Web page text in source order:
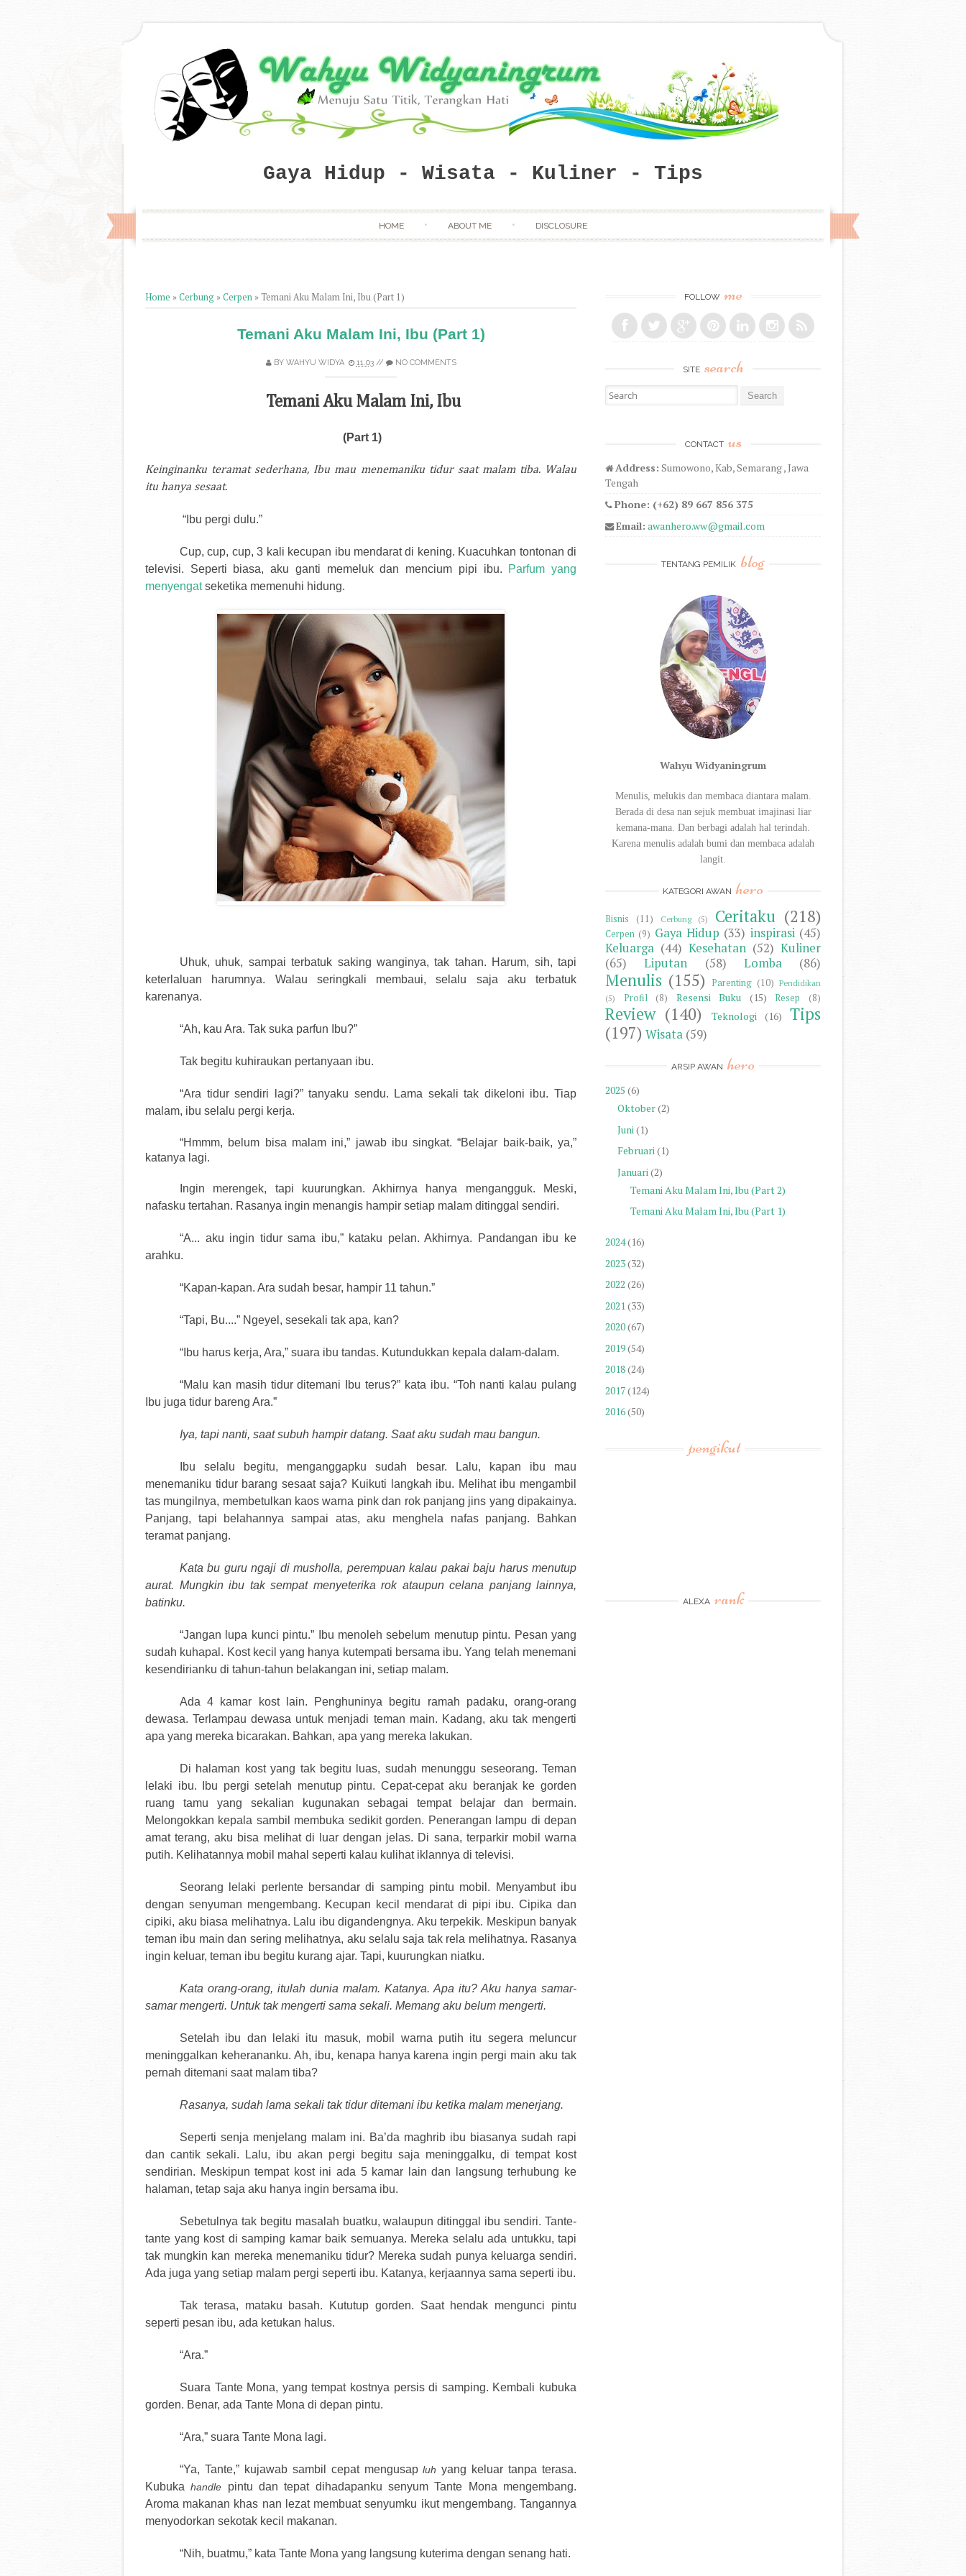
Gaya Hidup - Wisata - Kuliner - Tips
HOME ABOUT ME DISCLOSURE
Home »Cerbung »Cerpen »Temani Aku Malam Ini, Ibu (Part 1)
Temani Aku Malam Ini, Ibu (Part 1)
BY WAHYU WIDYA 11.03// NO COMMENTS
Temani Aku Malam Ini, Ibu
(Part 1)
Keinginanku teramat sederhana, Ibu mau menemaniku tidur saat malam tiba. Walau
itu hanya sesaat.
“Ibu pergi dulu.”
Cup, cup, cup, 3 kali kecupan ibu mendarat di kening. Kuacuhkan tontonan di
televisi. Seperti biasa, aku ganti memeluk dan mencium pipi ibu.
Parfum yang
menyengatseketika memenuhi hidung.
Uhuk, uhuk, sampai terbatuk saking wanginya, tak tahan. Harum, sih, tapi
keterlaluan harumnya. Walau seringkali membaui, selalu saja aku terbatuk
karenanya.
“Ah, kau Ara. Tak suka parfun Ibu?”
Tak begitu kuhiraukan pertanyaan ibu.
“Ara tidur sendiri lagi?” tanyaku sendu. Lama sekali tak dikeloni ibu. Tiap
malam, ibu selalu pergi kerja.
“Hmmm, belum bisa malam ini,” jawab ibu singkat. “Belajar baik-baik, ya,”
katanya lagi.
Ingin merengek, tapi kuurungkan. Akhirnya hanya mengangguk. Meski,
nafasku tertahan. Rasanya ingin menangis hampir setiap malam ditinggal sendiri.
“A... aku ingin tidur sama ibu,” kataku pelan. Akhirnya. Pandangan ibu ke
arahku.
“Kapan-kapan. Ara sudah besar, hampir 11 tahun.”
“Tapi, Bu....” Ngeyel, sesekali tak apa, kan?
“Ibu harus kerja, Ara,” suara ibu tandas. Kutundukkan kepala dalam-dalam.
“Malu kan masih tidur ditemani Ibu terus?” kata ibu. “Toh nanti kalau pulang
Ibu juga tidur bareng Ara.”
Iya, tapi nanti, saat subuh hampir datang. Saat aku sudah mau bangun.
Ibu selalu begitu, menganggapku sudah besar. Lalu, kapan ibu mau
menemaniku tidur barang sesaat saja? Kuikuti langkah ibu. Melihat ibu mengambil
tas mungilnya, membetulkan kaos warna pink dan rok panjang jins yang dipakainya.
Panjang, tapi belahannya sampai atas, aku menghela nafas panjang. Bahkan
teramat panjang.
Kata bu guru ngaji di musholla, perempuan kalau pakai baju harus menutup
aurat. Mungkin ibu tak sempat menyeterika rok ataupun celana panjang lainnya,
batinku.
“Jangan lupa kunci pintu.” Ibu menoleh sebelum menutup pintu. Pesan yang
sudah kuhapal. Kost kecil yang hanya kutempati bersama ibu. Yang telah menemani
kesendirianku di tahun-tahun belakangan ini, setiap malam.
Ada 4 kamar kost lain. Penghuninya begitu ramah padaku, orang-orang
dewasa. Terlampau dewasa untuk menjadi teman main. Kadang, aku tak mengerti
apa yang mereka bicarakan. Bahkan, apa yang mereka lakukan.
Di halaman kost yang tak begitu luas, sudah menunggu seseorang. Teman
lelaki ibu. Ibu pergi setelah menutup pintu. Cepat-cepat aku beranjak ke gorden
ruang tamu yang sekalian kugunakan sebagai tempat belajar dan bermain.
Melongokkan kepala sambil membuka sedikit gorden. Penerangan lampu di depan
amat terang, aku bisa melihat di luar dengan jelas. Di sana, terparkir mobil warna
putih. Kelihatannya mobil mahal seperti kalau kulihat iklannya di televisi.
Seorang lelaki perlente bersandar di samping pintu mobil. Menyambut ibu
dengan senyuman mengembang. Kecupan kecil mendarat di pipi ibu. Cipika dan
cipiki, aku biasa melihatnya. Lalu ibu digandengnya. Aku terpekik. Meskipun banyak
teman ibu main dan sering melihatnya, aku selalu saja tak rela melihatnya. Rasanya
ingin keluar, teman ibu begitu kurang ajar. Tapi, kuurungkan niatku.
Kata orang-orang, itulah dunia malam. Katanya. Apa itu? Aku hanya samar-
samar mengerti. Untuk tak mengerti sama sekali. Memang aku belum mengerti.
Setelah ibu dan lelaki itu masuk, mobil warna putih itu segera meluncur
meninggalkan keherananku. Ah, ibu, kenapa hanya karena ingin pergi main aku tak
pernah ditemani saat malam tiba?
Rasanya, sudah lama sekali tak tidur ditemani ibu ketika malam menerjang.
Seperti senja menjelang malam ini. Ba’da maghrib ibu biasanya sudah rapi
dan cantik sekali. Lalu, ibu akan pergi begitu saja meninggalku, di tempat kost
sendirian. Meskipun tempat kost ini ada 5 kamar lain dan langsung terhubung ke
halaman, tetap saja aku hanya ingin bersama ibu.
Sebetulnya tak begitu masalah buatku, walaupun ditinggal ibu sendiri. Tante-
tante yang kost di samping kamar baik semuanya. Mereka selalu ada untukku, tapi
tak mungkin kan mereka menemaniku tidur? Mereka sudah punya keluarga sendiri.
Ada juga yang setiap malam pergi seperti ibu. Katanya, kerjaannya sama seperti ibu.
Tak terasa, mataku basah. Kututup gorden. Saat hendak mengunci pintu
seperti pesan ibu, ada ketukan halus.
“Ara.”
Suara Tante Mona, yang tempat kostnya persis di samping. Kembali kubuka
gorden. Benar, ada Tante Mona di depan pintu.
“Ara,” suara Tante Mona lagi.
“Ya, Tante,” kujawab sambil cepat mengusapluh yang keluar tanpa terasa.
Kubukahandle pintu dan tepat dihadapanku senyum Tante Mona mengembang.
Aroma makanan khas nan lezat membuat senyumku ikut mengembang. Tangannya
menyodorkan sekotak kecil makanan.
“Nih, buatmu,” kata Tante Mona yang langsung kuterima dengan senang hati.
FOLLOW me
SITE search
Search for:
CONTACT us
Address: Sumowono, Kab, Semarang , Jawa
Tengah
Phone: (+62) 89 667 856 375
Email: awanhero.ww@gmail.com
TENTANG PEMILIK blog
Wahyu Widyaningrum
Menulis, melukis dan membaca diantara malam.
Berada di desa nan sejuk membuat imajinasi liar
kemana-mana. Dan berbagi adalah hal terindah.
Karena menulis adalah bumi dan membaca adalah
langit.
KATEGORI AWAN hero
Bisnis (11) Cerbung (5) Ceritaku (218)
Cerpen (9) Gaya Hidup (33) inspirasi (45)
Keluarga (44) Kesehatan (52) Kuliner
(65)
Liputan (58) Lomba (86)
Menulis (155) Parenting (10) Pendidikan
(5)
Profil (8) Resensi Buku (15) Resep (8)
Review (140) Teknologi (16)
Tips
(197) Wisata (59)
ARSIP AWAN hero
2025 (6)
Oktober(2)
Juni(1)
Februari(1)
Januari(2)
Temani Aku Malam Ini, Ibu (Part 2)
Temani Aku Malam Ini, Ibu (Part 1)
2024(16)
2023(32)
2022 (26)
2021(33)
2020(67)
2019(54)
2018(24)
2017(124)
2016(50)
pengikut
ALEXA rank